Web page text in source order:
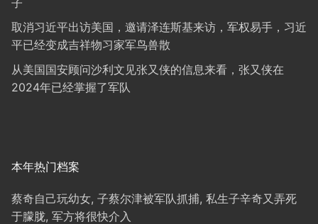
取消习近平出访美国，邀请泽连斯基来访，军权易手，习近
平已经变成吉祥物习家军鸟兽散
从美国国安顾问沙利文见张又侠的信息来看，张又侠在
2024年已经掌握了军队
本年热门档案
蔡奇自己玩幼女, 子蔡尔津被军队抓捕, 私生子辛奇又弄死
于朦胧, 军方将很快介入